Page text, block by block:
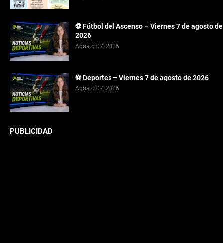
⚽ Fútbol del Ascenso – Viernes 7 de agosto de
2026
Agosto 07, 2026
⚽ Deportes – Viernes 7 de agosto de 2026
Agosto 07, 2026
PUBLICIDAD